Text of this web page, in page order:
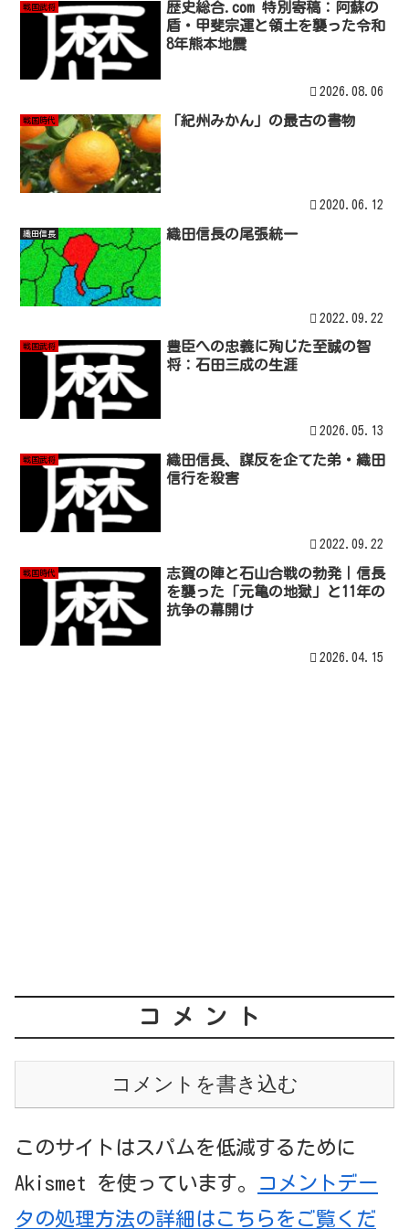
戦国武将
歴史総合.com 特別寄稿：阿蘇の
盾・甲斐宗運と領土を襲った令和
8年熊本地震
2026.08.06
戦国時代 「紀州みかん」の最古の書物
2020.06.12
織田信長 織田信長の尾張統一
2022.09.22
戦国武将
豊臣への忠義に殉じた至誠の智
将：石田三成の生涯
2026.05.13
戦国武将
織田信長、謀反を企てた弟・織田
信行を殺害
2022.09.22
戦国時代
志賀の陣と石山合戦の勃発｜信長
を襲った「元亀の地獄」と11年の
抗争の幕開け
2026.04.15
コメント
コメントを書き込む
このサイトはスパムを低減するために
Akismet を使っています。
コメントデー
タの処理方法の詳細はこちらをご覧くだ